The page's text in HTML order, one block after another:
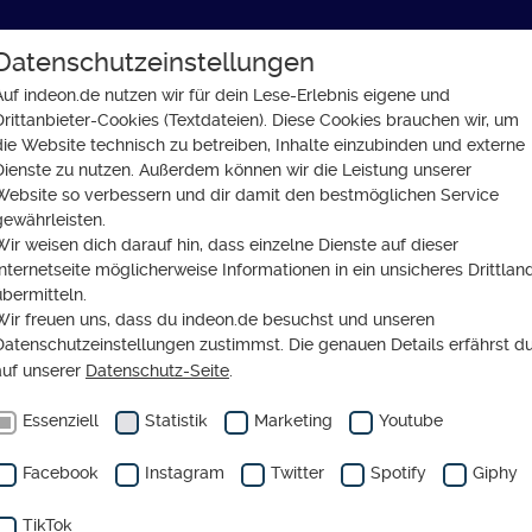
GLAUBE SOZIALES
Alter: „Ich turne bis zur Urne!“
in jedem
bis zur Urne!“
indeon.de nutzen wir für dein Lese-Erlebnis eigene und
Cookies (Textdateien). Diese Cookies brauchen wir, um
Website technisch zu betreiben, Inhalte einzubinden und externe
zu nutzen. Außerdem können wir die Leistung unserer
so verbessern und dir damit den bestmöglichen Service
weisen dich darauf hin, dass einzelne Dienste auf dieser
möglicherweise Informationen in ein unsicheres
freuen uns, dass du indeon.de besuchst und unseren
zustimmst. Die genauen Details erfährst
unserer Datenschutz-Seite
Essenziell Statistik Marketing Youtube
Facebook Instagram Twitter Spotify Giphy
TikTok